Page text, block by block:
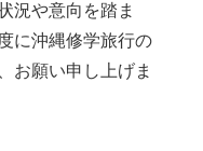
況や意向を踏ま
に沖縄修学旅行の
お願い申し上げま